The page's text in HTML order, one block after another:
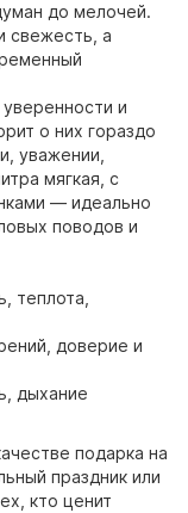
до мелочей.
свежесть, а
и
о них гораздо
уважении,
мягкая, с
— идеально
поводов и
теплотa,
доверие и
дыхание
подарка на
праздник или
кто ценит